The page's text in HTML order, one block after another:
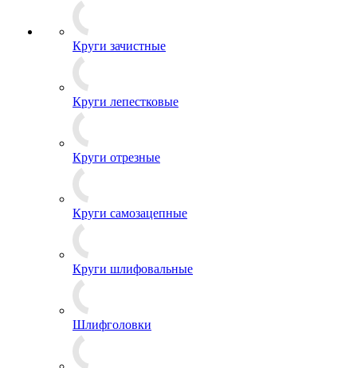
Круги зачистные
Круги лепестковые
Круги отрезные
Круги самозацепные
Круги шлифовальные
Шлифголовки